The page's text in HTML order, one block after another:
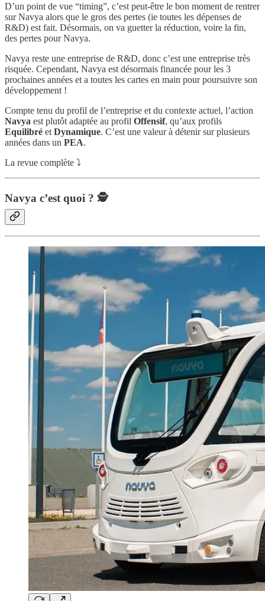
D’un point de vue “timing”, c’est peut-être le bon moment de rentrer
sur Navya alors que le gros des pertes (ie toutes les dépenses de
R&D) est fait. Désormais, on va guetter la réduction, voire la fin,
des pertes pour Navya.
Navya reste une entreprise de R&D, donc c’est une entreprise très
risquée. Cependant, Navya est désormais financée pour les 3
prochaines années et a toutes les cartes en main pour poursuivre son
développement !
Compte tenu du profil de l’entreprise et du contexte actuel, l’action
Navya est plutôt adaptée au profil Offensif, qu’aux profils
Equilibré et Dynamique. C’est une valeur à détenir sur plusieurs
années dans un PEA.
La revue complète ⤵️
Navya c’est quoi ? 🕵️